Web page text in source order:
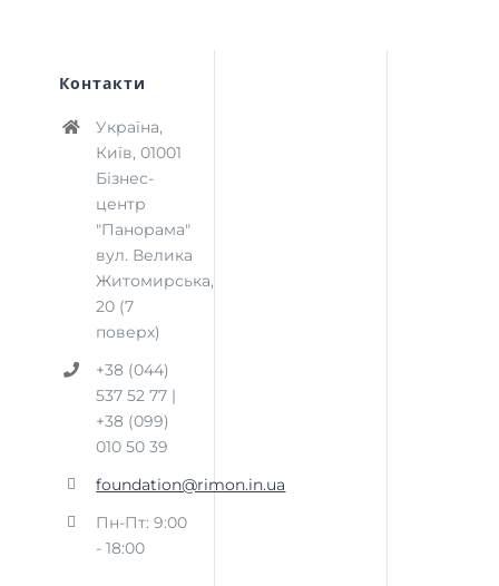
Контакти
Україна,
Київ, 01001
Бізнес-
центр
"Панорама"
вул. Велика
Житомирська,
20 (7
поверх)
+38 (044)
537 52 77 |
+38 (099)
010 50 39
foundation@rimon.in.ua
Пн-Пт: 9:00
- 18:00